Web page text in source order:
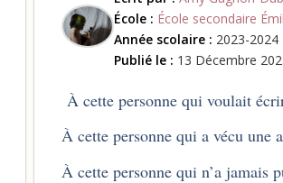
École : École secondaire
Année scolaire : 2023-2024
Publié le : 13 Décembre
À cette personne qui voulait
À cette personne qui a vécu une
À cette personne qui n’a jamais